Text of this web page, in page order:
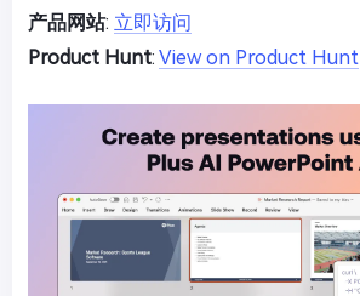
产品网站: 立即访问
Product Hunt: View on Product Hunt